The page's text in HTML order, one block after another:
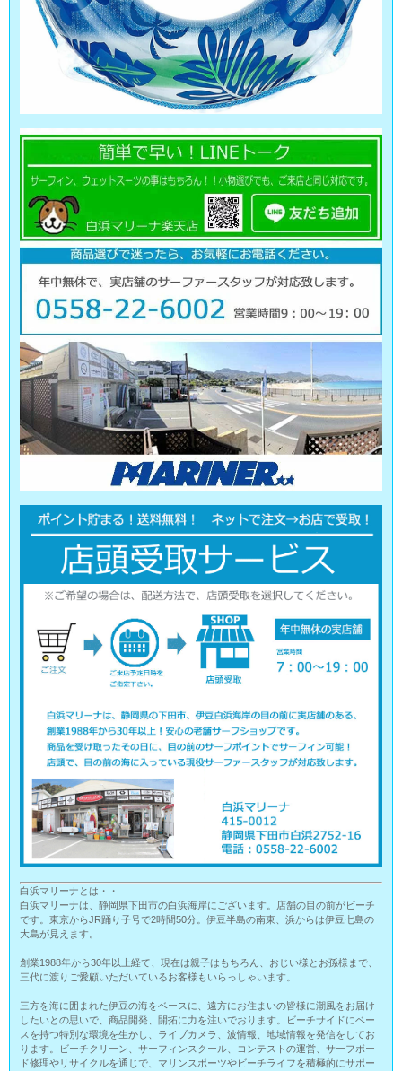
白浜マリーナとは・・
白浜マリーナは、静岡県下田市の白浜海岸にございます。店舗の目の前がビーチ
です。東京からJR踊り子号で2時間50分。伊豆半島の南東、浜からは伊豆七島の
大島が見えます。
創業1988年から30年以上経て、現在は親子はもちろん、おじい様とお孫様まで、
三代に渡りご愛顧いただいているお客様もいらっしゃいます。
三方を海に囲まれた伊豆の海をベースに、遠方にお住まいの皆様に潮風をお届け
したいとの思いで、商品開発、開拓に力を注いでおります。ビーチサイドにベー
スを持つ特別な環境を生かし、ライブカメラ、波情報、地域情報を発信をしてお
ります。ビーチクリーン、サーフィンスクール、コンテストの運営、サーフボー
ド修理やリサイクルを通じで、マリンスポーツやビーチライフを積極的にサポー